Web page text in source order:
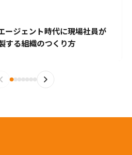
ージェント時代に現場社員が
する組織のつくり方